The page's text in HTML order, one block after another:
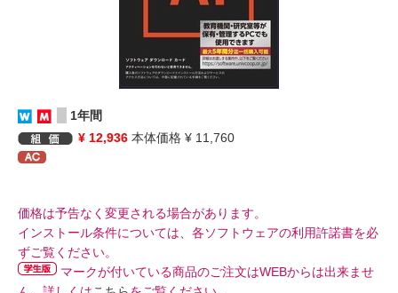
1年間
¥ 12,936 本体価格 ¥ 11,760
価格は予告なく変更される場合があります。
インストール条件については、各ソフトウェアの利用許諾書を必
ずご覧ください。
マークが付いている商品のご注文はWEBからは出来ませ